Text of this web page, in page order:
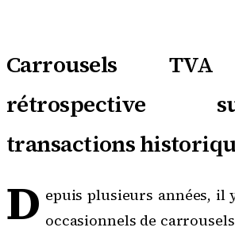
Carrousels
rétrospective
transactions
D epuis plusieurs années, il
occasionnels de